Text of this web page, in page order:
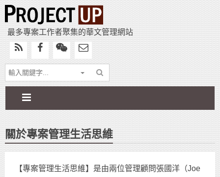
最多專案工作者聚集的華文管理網站
關於專案管理生活思維
【專案管理生活思維】是由兩位管理顧問張國洋（Joe